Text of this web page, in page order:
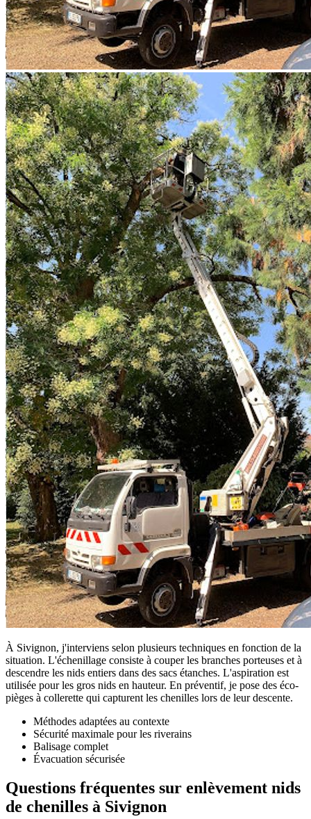
À Sivignon, j'interviens selon plusieurs techniques en fonction de la
situation. L'échenillage consiste à couper les branches porteuses et à
descendre les nids entiers dans des sacs étanches. L'aspiration est
utilisée pour les gros nids en hauteur. En préventif, je pose des éco-
pièges à collerette qui capturent les chenilles lors de leur descente.
Méthodes adaptées au contexte
Sécurité maximale pour les riverains
Balisage complet
Évacuation sécurisée
Questions fréquentes sur enlèvement nids
de chenilles à Sivignon